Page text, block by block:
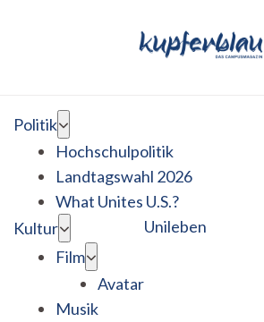
Politik
Hochschulpolitik
Landtagswahl 2026
What Unites U.S.?
Kultur
Film
Avatar
Musik
Unileben